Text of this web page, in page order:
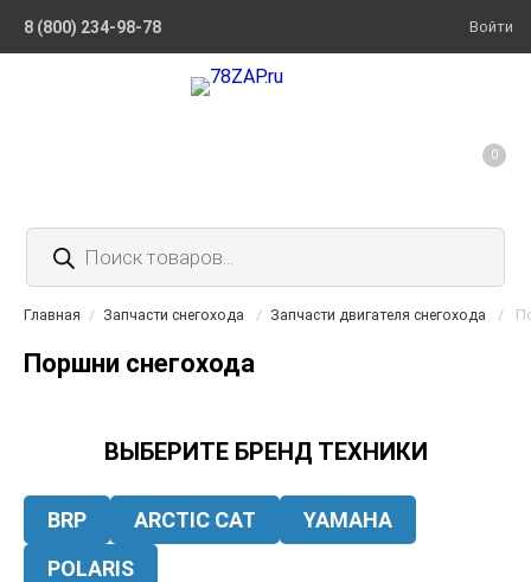
8 (800) 234-98-78 Войти
Поиск
товаров
0
Главная / Запчасти снегохода / Запчасти двигателя снегохода /
Поршни снегохода
ВЫБЕРИТЕ БРЕНД ТЕХНИКИ
BRP ARCTIC CAT
YAMAHA
POLARIS